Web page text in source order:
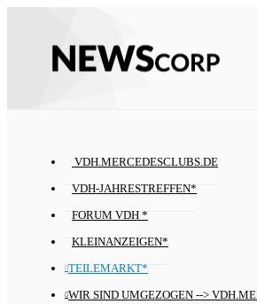
VDH.MERCEDESCLUBS.DE
VDH-JAHRESTREFFEN*
FORUM VDH *
KLEINANZEIGEN*
TEILEMARKT*
WIR SIND UMGEZOGEN -->